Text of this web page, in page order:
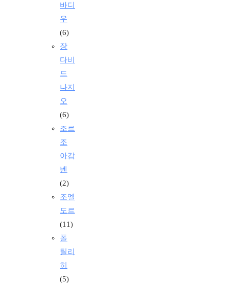
바디
우
(6)
장
다비
드
나지
오
(6)
조르
조
아감
벤
(2)
조엘
도르
(11)
폴
틸리
히
(5)